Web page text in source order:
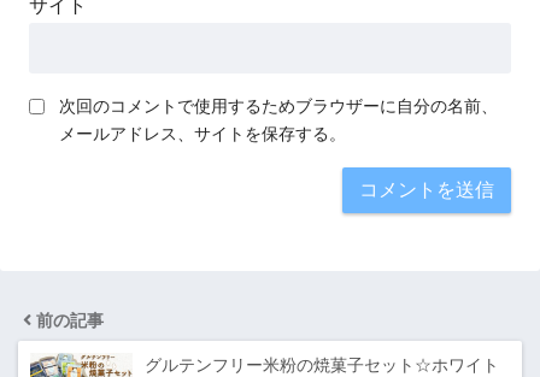
サイト
次回のコメントで使用するためブラウザーに自分の名前、
メールアドレス、サイトを保存する。
前の記事
グルテンフリー米粉の焼菓子セット☆ホワイト